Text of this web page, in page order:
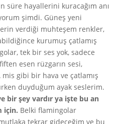
süre hayallerini kuracağım anı
şimdi. Güneş yeni
verdiği muhteşem renkler,
kurumuş çatlamış
tek bir ses yok, sadece
esen rüzgarın sesi,
gibi bir hava ve çatlamış
duyduğum ayak seslerim.
bir şey vardır ya işte bu an
için. Belki flamingolar
tekrar gideceğim ve bu